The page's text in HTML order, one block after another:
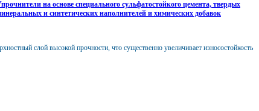
на основе специального сульфатостойкого цемента, твердых
и синтетических наполнителей и химических добавок
слой высокой прочности, что существенно увеличивает износостойкость